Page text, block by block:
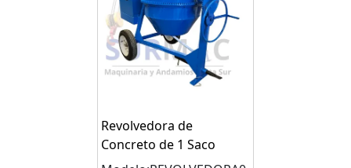
Revolvedora de
Concreto de 1 Saco